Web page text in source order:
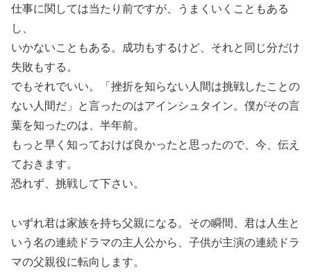
仕事に関しては当たり前ですが、うまくいくこともある
し、
いかないこともある。成功もするけど、それと同じ分だけ
失敗もする。
でもそれでいい。「挫折を知らない人間は挑戦したことの
ない人間だ」と言ったのはアインシュタイン。僕がその言
葉を知ったのは、半年前。
もっと早く知っておけば良かったと思ったので、今、伝え
ておきます。
恐れず、挑戦して下さい。
いずれ君は家族を持ち父親になる。その瞬間、君は人生と
いう名の連続ドラマの主人公から、子供が主演の連続ドラ
マの父親役に転向します。